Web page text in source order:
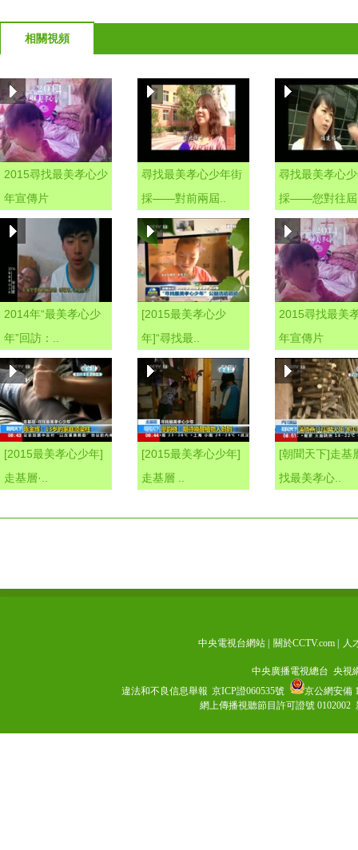
相關視頻
2015尋找最美孝心少
年宣傳片
尋找最美孝心少年街
採——對前兩屆..
尋找最美孝心
採——您對往
2014年“最美孝心少
年”回訪：..
[2015最美孝心少
年]“尋找最..
2015尋找最美
年宣傳片
[2015最美孝心少年]
走基層·..
[2015最美孝心少年]
走基層 ..
[朝聞天下]走基
找最美孝心..
中央電視台網站 關於CCTV.com 人
中央廣播電視總台 央視
違法和不良信息舉報 京ICP證060535號
京公網安備
網上傳播視聽節目許可證號 0102002